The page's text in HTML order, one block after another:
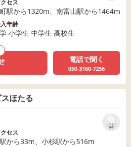
セス
駅から1320m、南富山駅から1464m
年齢
小学生 中学生 高校生
電話で聞く
050-3160-7256
ほたる
リストに
保存
セス
から33m、小杉駅から516m